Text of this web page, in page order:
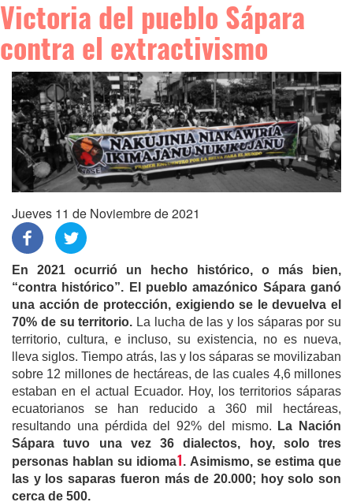
Victoria del pueblo Sápara
contra el extractivismo
Jueves 11 de Noviembre de 2021
En 2021 ocurrió un hecho histórico, o más bien,
“contra histórico”. El pueblo amazónico Sápara ganó
una acción de protección, exigiendo se le devuelva el
70% de su territorio. La lucha de las y los sáparas por su
territorio, cultura, e incluso, su existencia, no es nueva,
lleva siglos. Tiempo atrás, las y los sáparas se movilizaban
sobre 12 millones de hectáreas, de las cuales 4,6 millones
estaban en el actual Ecuador. Hoy, los territorios sáparas
ecuatorianos se han reducido a 360 mil hectáreas,
resultando una pérdida del 92% del mismo.
La Nación
Sápara tuvo una vez 36 dialectos, hoy, solo tres
personas hablan su idioma1. Asimismo, se estima que
las y los saparas fueron más de 20.000; hoy solo son
cerca de 500.